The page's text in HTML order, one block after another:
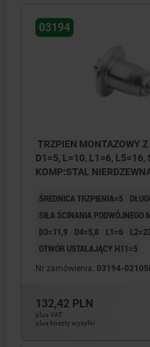
03194
TRZPIEN MONTAZOWY
D1=5, L=10, L1=6, L5=16,
KOMP:STAL
ŚREDNICA TRZPIENIA=5
SIŁA ŚCINANIA PODWÓJNEGO
D3=11,9
D4=5,8 L1=6
OTWÓR USTALAJĄCY H11=5
Nr zamówienia: 03194-
132,42 PLN
plus VAT
plus koszty wysyłki